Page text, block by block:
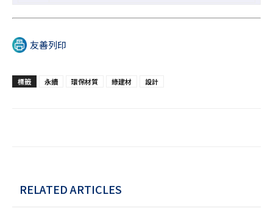
友善列印
標籤 永續 環保材質 綠建材 設計
RELATED ARTICLES